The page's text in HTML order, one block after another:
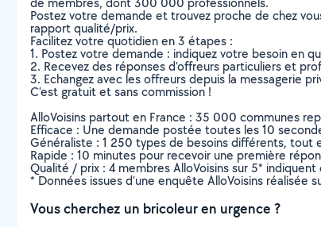
Postez votre demande et trouvez proche de chez
rapport qualité/prix.
Facilitez votre quotidien en 3 étapes :
1. Postez votre demande : indiquez votre besoin en
2. Recevez des réponses d’offreurs particuliers et
3. Echangez avec les offreurs depuis la messagerie
C’est gratuit et sans commission !
AlloVoisins partout en France : 35 000 communes
Efficace : Une demande postée toutes les 10
Généraliste : 1 250 types de besoins différents, tout
Rapide : 10 minutes pour recevoir une première
Qualité / prix : 4 membres AlloVoisins sur 5*
* Données issues d’une enquête AlloVoisins
Vous cherchez un bricoleur en urgence ?